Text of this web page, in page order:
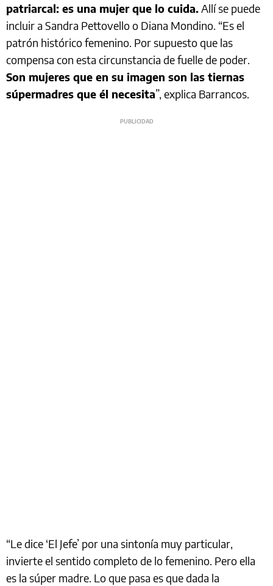
patriarcal: es una mujer que lo cuida.Allí se puede
incluir a Sandra Pettovello o Diana Mondino. “Es el
patrón histórico femenino. Por supuesto que las
compensa con esta circunstancia de fuelle de poder.
Son mujeres que en su imagen son las tiernas
súpermadres que él necesita”, explica Barrancos.
“Le dice ‘El Jefe’ por una sintonía muy particular,
invierte el sentido completo de lo femenino. Pero ella
es la súper madre. Lo que pasa es que dada la